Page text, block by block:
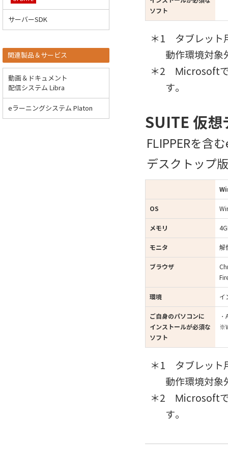
ソフト
タブレット
動作環境対象
Microsoft
す。
SUITE 仮想
FLIPPERを含
デスクトップ
OS
メモリ
モニタ 解
ブラウザ
環境 イ
ご自身のパソコンに
インストールが必須な
ソフト
タブレット
動作環境対象
Microsoft
す。
サーバーSDK
関連製品＆サービス
動画＆ドキュメント
配信システム Libra
eラーニングシステム Platon